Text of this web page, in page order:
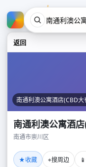
返回
南通利澳公寓酒店(CBD大
南通利澳公寓酒
南通市崇川区
★收藏 ⌖搜周边 📱